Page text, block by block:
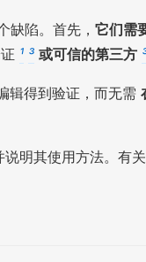
缺陷。首先， 它们需
¹ ³ 或可信的第三方
辑得到验证，而无需
明其使用方法。有